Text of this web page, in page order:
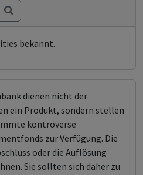
bekannt.
dienen nicht der
ein Produkt, sondern stellen
kontroverse
zur Verfügung. Die
oder die Auflösung
Sie sollten sich daher zu